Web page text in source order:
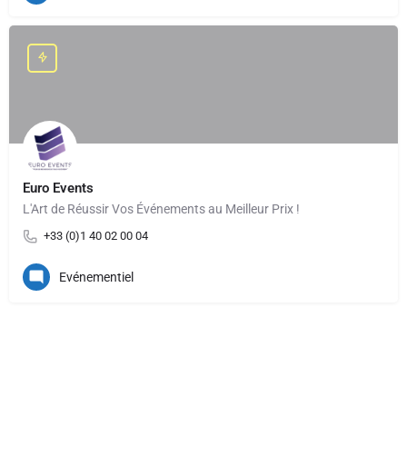
Euro Events
L'Art de Réussir Vos Événements au Meilleur Prix !
+33 (0)1 40 02 00 04
Evénementiel